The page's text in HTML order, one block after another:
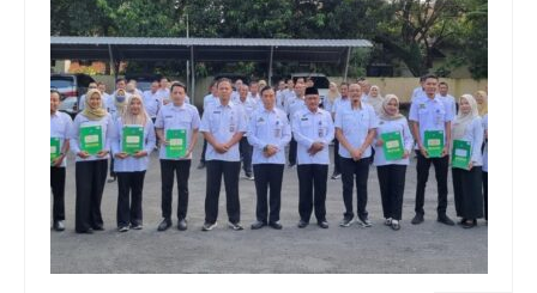
Download
Dokumentasi
Hubungi Kami